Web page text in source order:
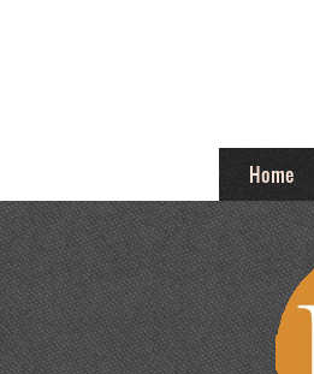
Home